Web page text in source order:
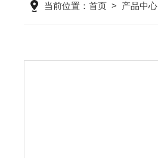
当前位置：首页 > 产品中心